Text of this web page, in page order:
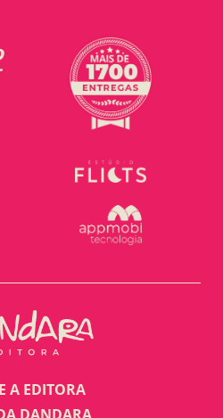
A EDITORA
DANDARA